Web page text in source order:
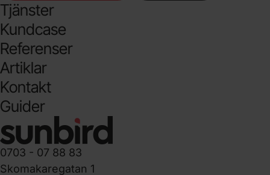
0703 - 07 88 83
Skomakaregatan 1
Tjänster
Kundcase
Referenser
Artiklar
Kontakt
Guider